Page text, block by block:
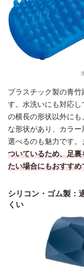
プラスチック製の青
す。水洗いにも対応
の横長の形状以外に
な形状があり、カラ
選べるのも魅力です。
ついているため、足
たい場合にもおすすめ
シリコン・ゴム製：
くい